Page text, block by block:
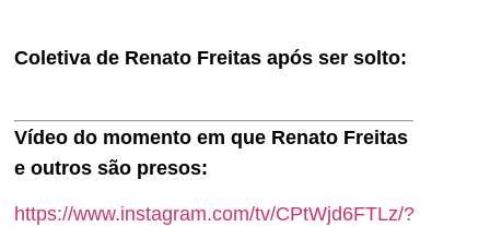
Coletiva de Renato Freitas após ser solto:
Vídeo do momento em que Renato Freitas
e outros são presos:
https://www.instagram.com/tv/CPtWjd6FTLz/?